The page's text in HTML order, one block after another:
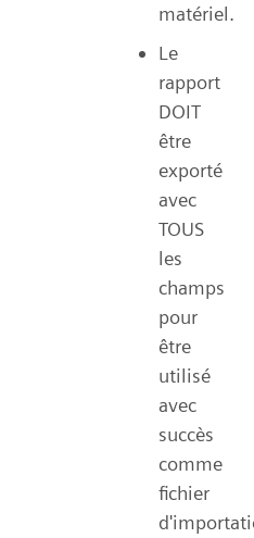
matériel.
Le
rapport
DOIT
être
exporté
avec
TOUS
les
champs
pour
être
utilisé
avec
succès
comme
fichier